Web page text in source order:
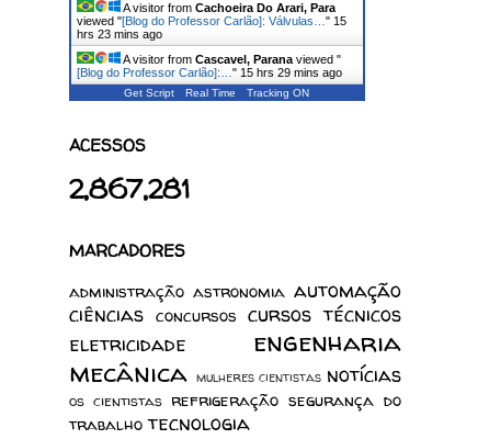
A visitor from Cachoeira Do Arari, Para
viewed "[Blog do Professor Carlão]: Válvulas… " 15
hrs 23 mins ago
A visitor from Cascavel, Paranaviewed "
[Blog do Professor Carlão]:… " 15 hrs 29 mins ago
Get Script Real Time Tracking ON
ACESSOS
2,867,281
MARCADORES
administração astronomia automação
ciências concursos cursos técnicos
eletricidade
engenharia
mecânica mulheres cientistas notícias
os cientistas refrigeração segurança do
trabalho tecnologia